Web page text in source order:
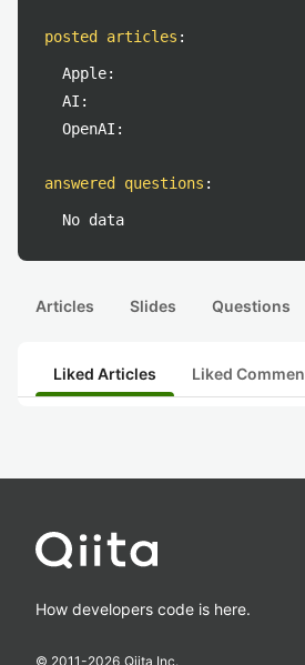
posted articles :
Apple:
AI:
OpenAI:
answered questions :
No data
Articles Slides Questions
Liked Articles Liked
How developers code is here.
© 2011-2026 Qiita Inc.